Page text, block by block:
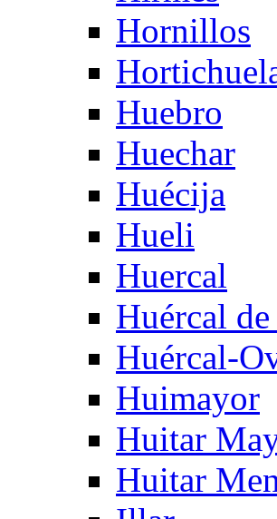
Hornillos
Huebro
Huechar
Huécija
Hueli
Huercal
Huércal
Huércal-
Huimayor
Huitar
Huitar